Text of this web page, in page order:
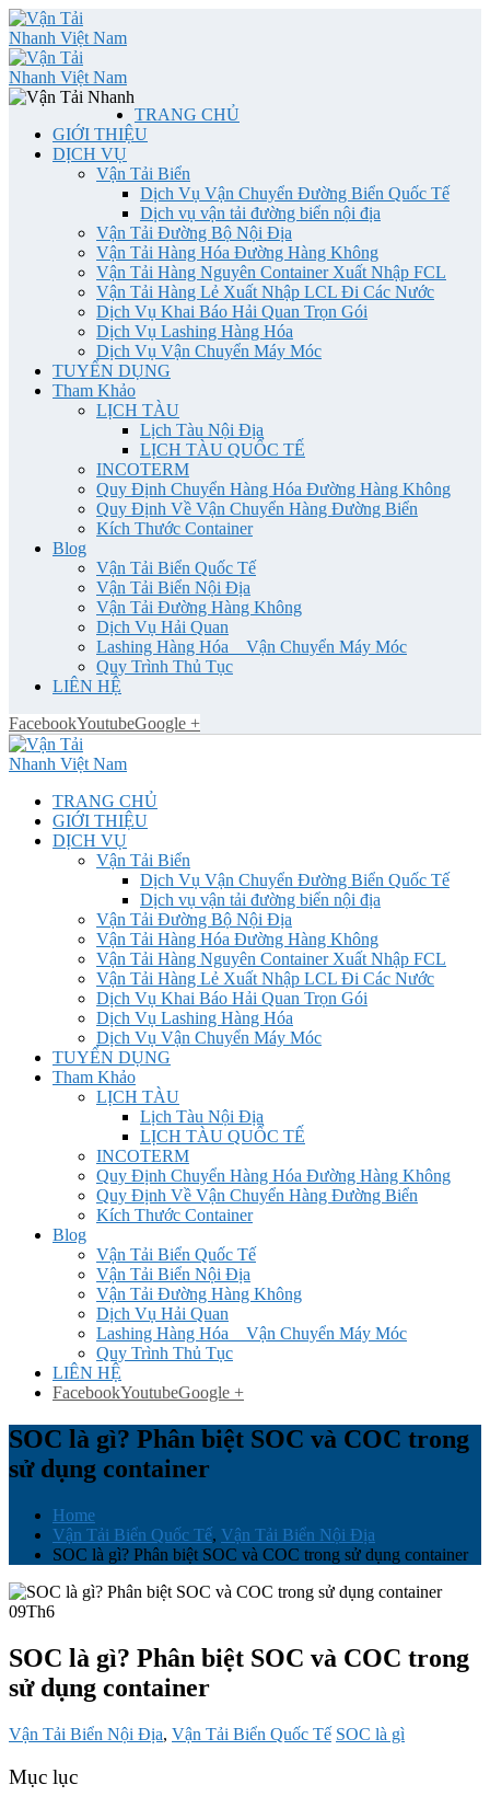
TRANG CHỦ
GIỚI THIỆU
DỊCH VỤ
Vận Tải Biển
Dịch Vụ Vận Chuyển Đường Biển Quốc Tế
Dịch vụ vận tải đường biển nội địa
Vận Tải Đường Bộ Nội Địa
Vận Tải Hàng Hóa Đường Hàng Không
Vận Tải Hàng Nguyên Container Xuất Nhập FCL
Vận Tải Hàng Lẻ Xuất Nhập LCL Đi Các Nước
Dịch Vụ Khai Báo Hải Quan Trọn Gói
Dịch Vụ Lashing Hàng Hóa
Dịch Vụ Vận Chuyển Máy Móc
TUYỂN DỤNG
Tham Khảo
LỊCH TÀU
Lịch Tàu Nội Địa
LỊCH TÀU QUỐC TẾ
INCOTERM
Quy Định Chuyển Hàng Hóa Đường Hàng Không
Quy Định Về Vận Chuyển Hàng Đường Biển
Kích Thước Container
Blog
Vận Tải Biển Quốc Tế
Vận Tải Biển Nội Địa
Vận Tải Đường Hàng Không
Dịch Vụ Hải Quan
Lashing Hàng Hóa _ Vận Chuyển Máy Móc
Quy Trình Thủ Tục
LIÊN HỆ
FacebookYoutubeGoogle +
TRANG CHỦ
GIỚI THIỆU
DỊCH VỤ
Vận Tải Biển
Dịch Vụ Vận Chuyển Đường Biển Quốc Tế
Dịch vụ vận tải đường biển nội địa
Vận Tải Đường Bộ Nội Địa
Vận Tải Hàng Hóa Đường Hàng Không
Vận Tải Hàng Nguyên Container Xuất Nhập FCL
Vận Tải Hàng Lẻ Xuất Nhập LCL Đi Các Nước
Dịch Vụ Khai Báo Hải Quan Trọn Gói
Dịch Vụ Lashing Hàng Hóa
Dịch Vụ Vận Chuyển Máy Móc
TUYỂN DỤNG
Tham Khảo
LỊCH TÀU
Lịch Tàu Nội Địa
LỊCH TÀU QUỐC TẾ
INCOTERM
Quy Định Chuyển Hàng Hóa Đường Hàng Không
Quy Định Về Vận Chuyển Hàng Đường Biển
Kích Thước Container
Blog
Vận Tải Biển Quốc Tế
Vận Tải Biển Nội Địa
Vận Tải Đường Hàng Không
Dịch Vụ Hải Quan
Lashing Hàng Hóa _ Vận Chuyển Máy Móc
Quy Trình Thủ Tục
LIÊN HỆ
FacebookYoutubeGoogle +
SOC là gì? Phân biệt SOC và COC trong
sử dụng container
Home
Vận Tải Biển Quốc Tế, Vận Tải Biển Nội Địa
SOC là gì? Phân biệt SOC và COC trong sử dụng container
09Th6
SOC là gì? Phân biệt SOC và COC trong
sử dụng container
Vận Tải Biển Nội Địa, Vận Tải Biển Quốc Tế SOC là gì
Mục lục